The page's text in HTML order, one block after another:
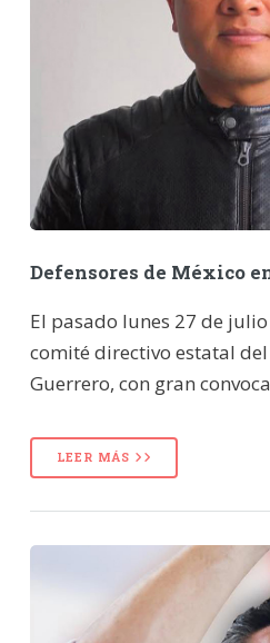
Defensores de México
El pasado lunes 27 de
comité directivo estatal del
Guerrero, con gran
LEER MÁS